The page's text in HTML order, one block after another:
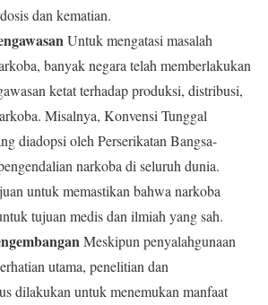
dan kematian.
Untuk mengatasi masalah
banyak negara telah memberlakukan
ketat terhadap produksi, distribusi,
Misalnya, Konvensi Tunggal
diadopsi oleh Perserikatan Bangsa-
narkoba di seluruh dunia.
untuk memastikan bahwa narkoba
tujuan medis dan ilmiah yang sah.
Meskipun penyalahgunaan
utama, penelitian dan
dilakukan untuk menemukan manfaat